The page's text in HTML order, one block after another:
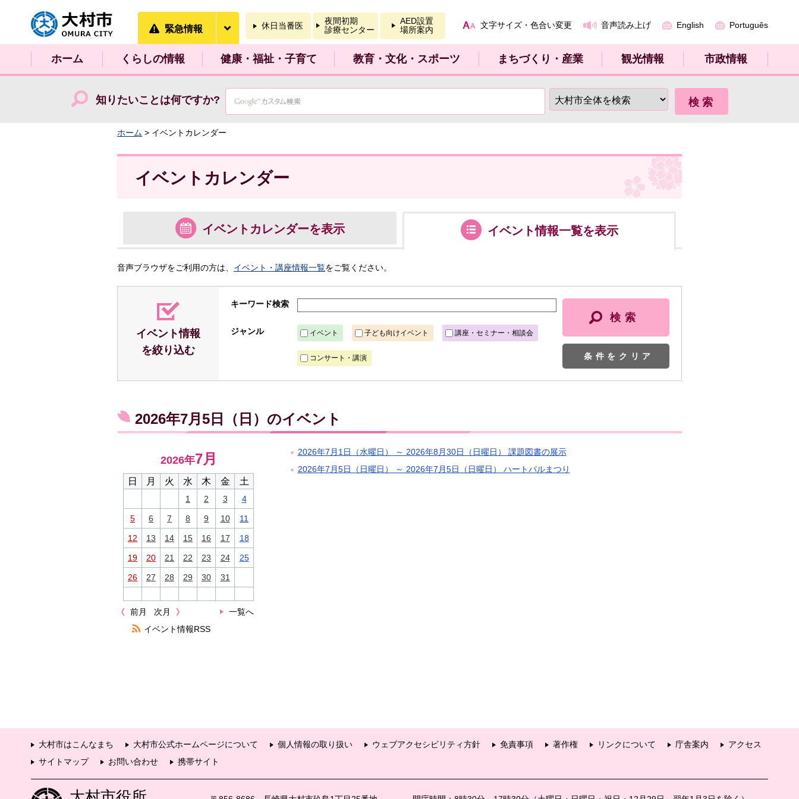
大村市
緊急情報 休日当番医
夜間初期
診療センター
AED設置
場所案内
文字サイズ・色合い変更 音声読み上げ English Português
ホーム くらしの情報 健康・福祉・子育て 教育・文化・スポーツ まちづくり・産業 観光情報 市政情報
知りたいことは何ですか?
ホーム > イベントカレンダー
イベントカレンダー
イベント カレンダーを表示 イベント情報一覧を表示
音声ブラウザをご利用の方は、 イベント・講座情報一覧をご覧ください。
イベント情報
を絞り込む
キーワード検索
ジャンル イベント 子ども向けイベント 講座・セミナー・相談会
コンサート・講演 条件をクリア
2026年7月5日（日）のイベント
2026年7月
日 月 火 水 木 金 土
1 2 3 4
5 6 7 8 9 10 11
12 13 14 15 16 17 18
19 20 21 22 23 24 25
26 27 28 29 30 31
前月 一覧へ
次月
イベント情報RSS
2026年7月1日（水曜日） ～ 2026年8月30日（日曜日） 課題図書の展示
2026年7月5日（日曜日） ～ 2026年7月5日（日曜日） ハートパルまつり
大村市はこんなまち 大村市公式ホームページについて 個人情報の取り扱い ウェブアクセシビリティ方針 免責事項 著作権 リンクについて 庁舎案内
アクセス
サイトマップ
お問い合わせ 携帯サイト